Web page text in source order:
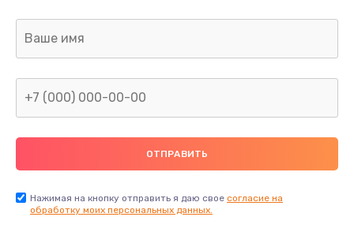
Заказать
Ремонт капиллярной трубки
400 руб.
Заказать
Нажимая на кнопку отправить я даю свое согласие на
обработку моих персональных данных.